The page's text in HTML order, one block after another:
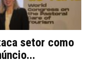
setor como